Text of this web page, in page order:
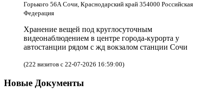
Горького 56А Сочи, Краснодарский край 354000 Российская
Федерация
Хранение вещей под круглосуточным
видеонаблюдением в центре города-курорта у
автостанции рядом с жд вокзалом станции Сочи
(222 визитов с 22-07-2026 16:59:00)
Новые Документы